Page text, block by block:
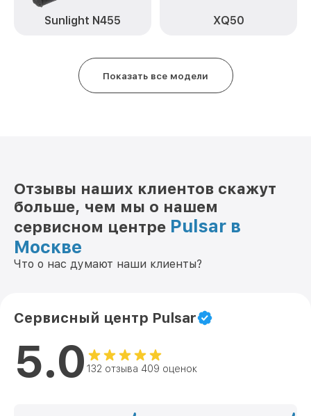
Ремонт платы управления
(восстановление) Apex 75 Pulsar
Apex 75 Pulsar
Ремонт Wi-Fi Apex 75 Pulsar
Sunlight N455 XQ50
Показать все модели
Отзывы наших клиентов скажут
больше, чем мы о нашем
сервисном центре Pulsar в
Москве
Что о нас думают наши клиенты?
Сервисный центр Pulsar
5.0 132 отзыва 409 оценок